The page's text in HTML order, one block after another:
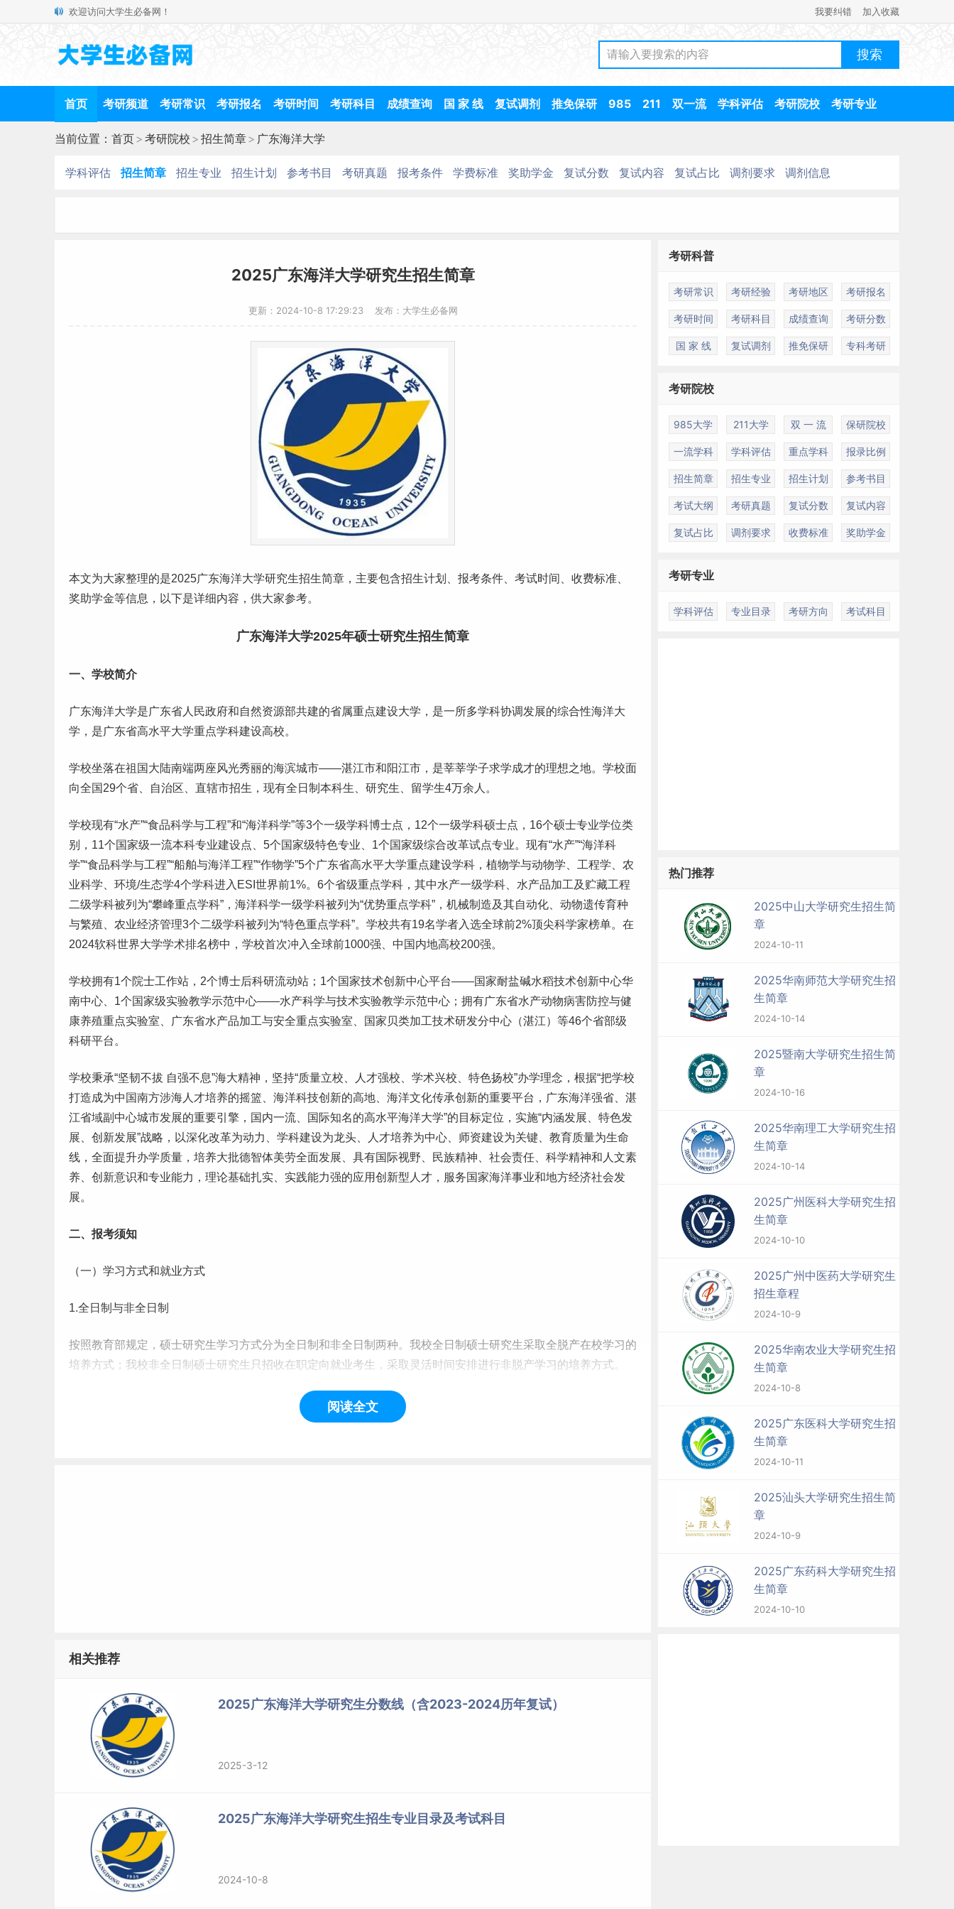
欢迎访问大学生必备网！ 我要纠错 加入收藏
首页 考研频道 考研常识 考研报名 考研时间 考研科目 成绩查询 国 家 线 复试调剂 推免保研 985 211 双一流 学科评估 考研院校 考研专业
当前位置： 首页> 考研院校 > 招生简章> 广东海洋大学
学科评估 招生简章 招生专业 招生计划 参考书目 考研真题 报考条件 学费标准 奖助学金 复试分数 复试内容 复试占比 调剂要求 调剂信息
2025广东海洋大学研究生招生简章
更新：2024-10-8 17:29:23 发布：大学生必备网
本文为大家整理的是2025广东海洋大学研究生招生简章，主要包含招生计划、报考条件、考试时间、 收费标准
奖助学金等信息，以下是详细内容，供大家参考。
广东海洋大学2025年硕士研究生招生简章
一、学校简介
广东海洋大学是广东省人民政府和自然资源部共建的省属重点建设大学，是一所多学科协调发展的综合性海洋大
学，是广东省高水平大学重点学科建设高校。
学校坐落在祖国大陆南端两座风光秀丽的海滨城市——湛江市和阳江市，是莘莘学子求学成才的理想之地。学校面
向全国29个省、自治区、直辖市招生，现有全日制 本科生、研究生、留学生4万余人。
学校现有“水产”“食品科学与工程”和“海洋科学”等3个一级学科博士点，12个一级学科硕士点，16个硕士专业学位类
别，11个国家级一流本科专业建设点、5个国家级特色专业 、1个国家级综合改革试点专业。现有“水产”“海洋科
学”“食品科学与工程”“船舶与海洋工程”“作物学”5个广东省高水平大学重点建设学科，植物学与动物学、工程学、农
业科学、环境/生态学4个学科进入ESI世界前1%。6个省级重点学科，其中水产一级学科、水产品加工及贮藏工程
二级学科被列为“攀峰重点学科”，海洋科学一级学科被列为“优势重点学科”，机械制造及其自动化、动物遗传育种
与繁殖、农业经济管理3个二级学科被列为“特色重点学科”。学校共有19名学者入选全球前2%顶尖科学家榜单。在
2024软科世界大学学术排名榜中，学校首次冲入全球前1000强、中国内地高校200强。
学校拥有1个院士工作站，2个博士后科研流动站；1个国家技术创新中心平台——国家耐盐碱水稻技术创新中心华
南中心、1个国家级实验教学示范中心——水产科学与技术实验教学示范中心；拥有广东省水产动物病害防控与健
康养殖重点实验室、广东省水产品加工与安全重点实验室、国家贝类加工技术研发分中心（湛江）等46个省部级
科研平台。
学校秉承“坚韧不拔 自强不息”海大精神，坚持“质量立校、人才强校、学术兴校、特色扬校”办学理念，根据“把学校
打造成为中国南方涉海人才培养的摇篮、海洋科技创新的高地、海洋文化传承创新的重要平台，广东海洋强省、湛
江省域副中心城市发展的重要引擎，国内一流、国际知名的高水平海洋大学”的目标定位，实施“内涵发展、特色发
展、创新发展”战略，以深化改革为动力、学科建设为龙头、人才培养为中心、师资建设为关键、教育质量为生命
线，全面提升办学质量，培养大批德智体美劳全面发展、具有国际视野、
民族精神、社会责任、科学精神和人文素
养、创新意识和专业能力，理论基础扎实、实践能力强的应用创新型人才，服务国家海洋事业和地方经济社会发
展。
二、报考须知
（一） 学习方式和就业方式
1.全日制与非全日制
按照教育部规定，硕士研究生学习方式分为全日制和非全日制两种。我校全日制硕士研究生采取全脱产在校学习的
培养方式；我校非全日制硕士研究生只招收在职定向就业考生，采取灵活时间安排进行非脱产学习的培养方式。
时，我校根据其修业年限、学业成绩等，按照国家有关规定发给相应的、注明学习方
式（全日制、非全日制）的毕业证书；其学业水平达到国家规定的学位标准，可以申请授予相应的学位证书。
将视生源和学位点（专业、领域）情况做适当调整。
三、报考条件
（一）报名参加全国硕士研究生招生考试的人员，须符合下列条件：
1.中华人民共和国公民。
2.拥护中国共产党的领导，品德良好，遵纪守法。
3.身体健康状况符合国家和我校规定的体检要求。
阅读全文
相关推荐
2025广东海洋大学研究生分数线（含2023-2024历年复试）
2025-3-12
2025广东海洋大学研究生招生专业目录及考试科目
2024-10-8
考研科普
考研常识 考研经验 考研地区 考研报名
考研时间 考研科目 成绩查询 考研分数
国 家 线 复试调剂 推免保研 专科考研
考研院校
985大学 211大学 双 一 流 保研院校
一流学科 学科评估 重点学科 报录比例
招生简章 招生专业 招生计划 参考书目
考试大纲 考研真题 复试分数 复试内容
复试占比 调剂要求 收费标准 奖助学金
考研专业
学科评估 专业目录 考研方向 考试科目
热门推荐
2025中山大学研究生招生简
章
2024-10-11
2025华南师范大学研究生招
生简章
2024-10-14
2025暨南大学研究生招生简
章
2024-10-16
2025华南理工大学研究生招
生简章
2024-10-14
2025广州医科大学研究生招
生简章
2024-10-10
2025广州中医药大学研究生
招生章程
2024-10-9
2025华南农业大学研究生招
生简章
2024-10-8
2025广东医科大学研究生招
生简章
2024-10-11
2025汕头大学研究生招生简
章
2024-10-9
2025广东药科大学研究生招
生简章
2024-10-10